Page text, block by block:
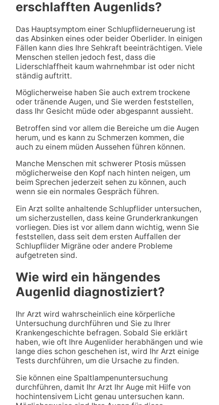
erschlafften Augenlids?
Das Hauptsymptom einer Schlupfliderneuerung ist
das Absinken eines oder beider Oberlider. In einigen
Fällen kann dies Ihre Sehkraft beeinträchtigen. Viele
Menschen stellen jedoch fest, dass die
Liderschlaffheit kaum wahrnehmbar ist oder nicht
ständig auftritt.
Möglicherweise haben Sie auch extrem trockene
oder tränende Augen, und Sie werden feststellen,
dass Ihr Gesicht müde oder abgespannt aussieht.
Betroffen sind vor allem die Bereiche um die Augen
herum, und es kann zu Schmerzen kommen, die
auch zu einem müden Aussehen führen können.
Manche Menschen mit schwerer Ptosis müssen
möglicherweise den Kopf nach hinten neigen, um
beim Sprechen jederzeit sehen zu können, auch
wenn sie ein normales Gespräch führen.
Ein Arzt sollte anhaltende Schlupflider untersuchen,
um sicherzustellen, dass keine Grunderkrankungen
vorliegen. Dies ist vor allem dann wichtig, wenn Sie
feststellen, dass seit dem ersten Auffallen der
Schlupflider Migräne oder andere Probleme
aufgetreten sind.
Wie wird ein hängendes
Augenlid diagnostiziert?
Ihr Arzt wird wahrscheinlich eine körperliche
Untersuchung durchführen und Sie zu Ihrer
Krankengeschichte befragen. Sobald Sie erklärt
haben, wie oft Ihre Augenlider herabhängen und wie
lange dies schon geschehen ist, wird Ihr Arzt einige
Tests durchführen, um die Ursache zu finden.
Sie können eine Spaltlampenuntersuchung
durchführen, damit Ihr Arzt Ihr Auge mit Hilfe von
hochintensivem Licht genau untersuchen kann.